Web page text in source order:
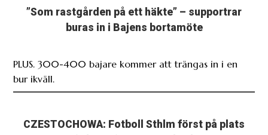
”Som rastgården på ett häkte” – supportrar
buras in i Bajens bortamöte
PLUS. 300-400 bajare kommer att trängas in i en
bur ikväll.
CZESTOCHOWA: Fotboll Sthlm först på plats